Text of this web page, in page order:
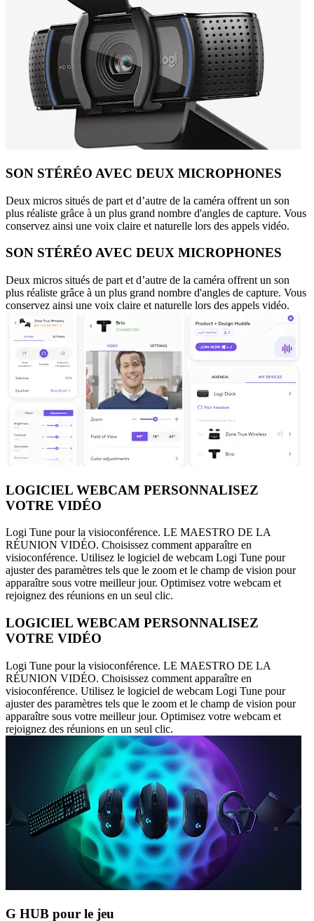
SON STÉRÉO AVEC DEUX MICROPHONES
Deux micros situés de part et d’autre de la caméra offrent un son
plus réaliste grâce à un plus grand nombre d'angles de capture. Vous
conservez ainsi une voix claire et naturelle lors des appels vidéo.
SON STÉRÉO AVEC DEUX MICROPHONES
Deux micros situés de part et d’autre de la caméra offrent un son
plus réaliste grâce à un plus grand nombre d'angles de capture. Vous
conservez ainsi une voix claire et naturelle lors des appels vidéo.
LOGICIEL WEBCAM PERSONNALISEZ
VOTRE VIDÉO
Logi Tune pour la visioconférence. LE MAESTRO DE LA
RÉUNION VIDÉO. Choisissez comment apparaître en
visioconférence. Utilisez le logiciel de webcam Logi Tune pour
ajuster des paramètres tels que le zoom et le champ de vision pour
apparaître sous votre meilleur jour. Optimisez votre webcam et
rejoignez des réunions en un seul clic.
LOGICIEL WEBCAM PERSONNALISEZ
VOTRE VIDÉO
Logi Tune pour la visioconférence. LE MAESTRO DE LA
RÉUNION VIDÉO. Choisissez comment apparaître en
visioconférence. Utilisez le logiciel de webcam Logi Tune pour
ajuster des paramètres tels que le zoom et le champ de vision pour
apparaître sous votre meilleur jour. Optimisez votre webcam et
rejoignez des réunions en un seul clic.
G HUB pour le jeu